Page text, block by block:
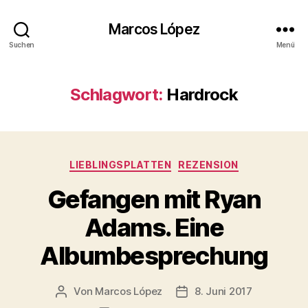
Suchen
Marcos López
Menü
Schlagwort: Hardrock
Kategorien
LIEBLINGSPLATTEN REZENSION
Gefangen mit Ryan
Adams. Eine
Albumbesprechung
Beitragsautor
Von Marcos López Veröffentlichungsdatum
8. Juni 2017